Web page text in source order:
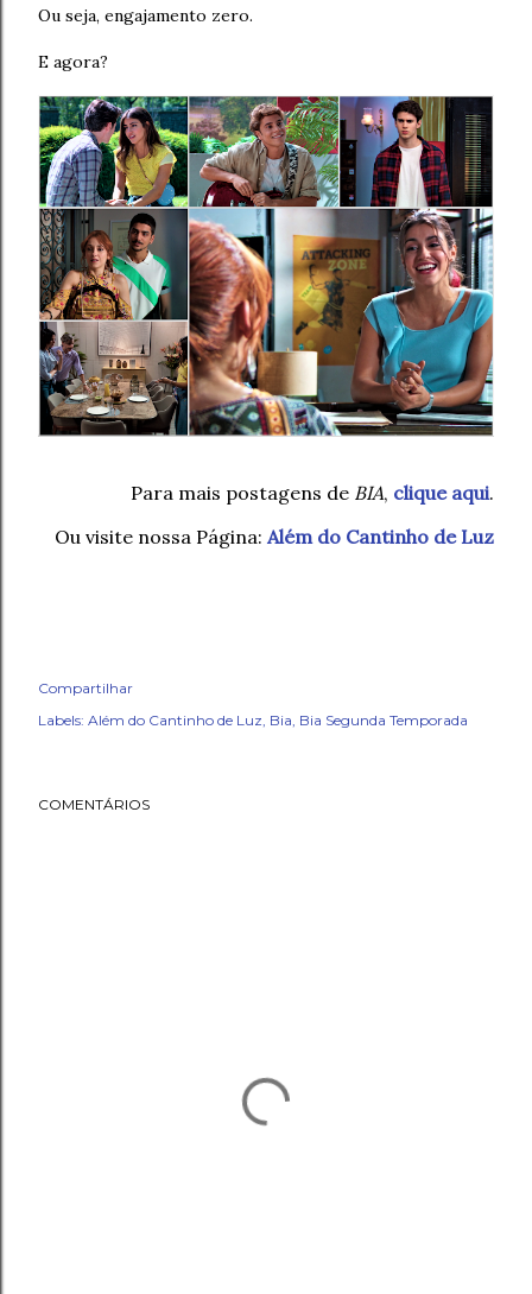
Ou seja, engajamento zero.
E agora?
Para mais postagens de BIA, clique aqui.
Ou visite nossa Página: Além do Cantinho de Luz
Compartilhar
Labels: Além do Cantinho de Luz Bia Bia Segunda Temporada
COMENTÁRIOS